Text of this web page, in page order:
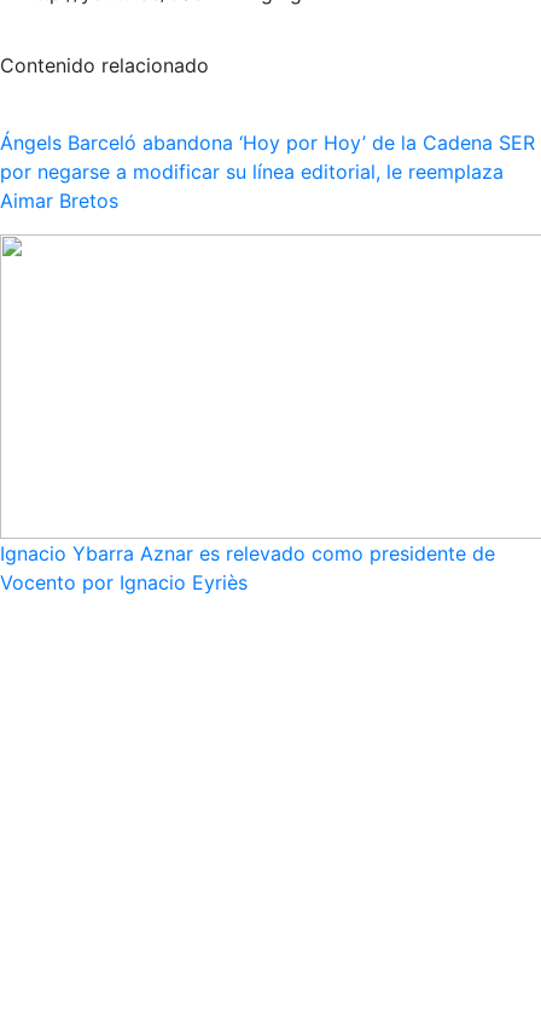
Contenido relacionado
Ángels Barceló abandona ‘Hoy por Hoy’ de la Cadena SER
por negarse a modificar su línea editorial, le reemplaza
Aimar Bretos
Ignacio Ybarra Aznar es relevado como presidente de
Vocento por Ignacio Eyriès